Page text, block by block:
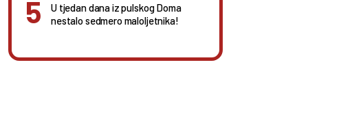
U tjedan dana iz pulskog Doma
nestalo sedmero maloljetnika!